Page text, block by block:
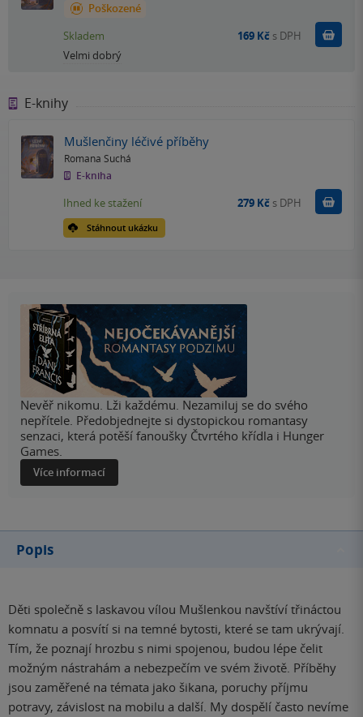
Poškozené
Velmi dobrý
Skladem 169 Kč s DPH
E-knihy
Mušlenčiny léčivé příběhy
Romana Suchá
E-kniha
Stáhnout ukázku
Ihned ke stažení 279 Kč s DPH Koupit
Nevěř nikomu. Lži každému. Nezamiluj se do svého
nepřítele. Předobjednejte si dystopickou romantasy
senzaci, která potěší fanoušky Čtvrtého křídla i Hunger
Games.
Více informací
Popis
Děti společně s laskavou vílou Mušlenkou navštíví třináctou
komnatu a posvítí si na temné bytosti, které se tam ukrývají.
Tím, že poznají hrozbu s nimi spojenou, budou lépe čelit
možným nástrahám a nebezpečím ve svém životě. Příběhy
jsou zaměřené na témata jako šikana, poruchy příjmu
potravy, závislost na mobilu a další. My dospělí často nevíme